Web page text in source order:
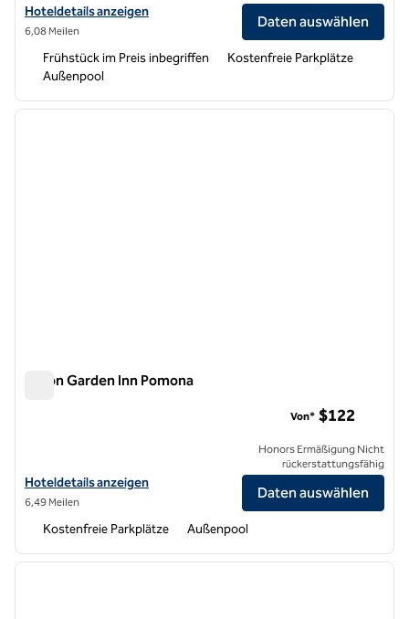
Hoteldetails für Hampton Inn & Suites Chino Hills anzeigen
Hoteldetails anzeigen
6,08 Meilen
Daten auswählen
Frühstück im Preis inbegriffen
Kostenfreie Parkplätze
Außenpool
1 von 12
Hilton Garden Inn Pomona
Hoteldetails für das Hilton Garden Inn Pomona anzeigen
Hoteldetails anzeigen
6,49 Meilen
Von* $122
Honors Ermäßigung Nicht
rückerstattungsfähig
Daten auswählen
Kostenfreie Parkplätze Außenpool
1 von 12